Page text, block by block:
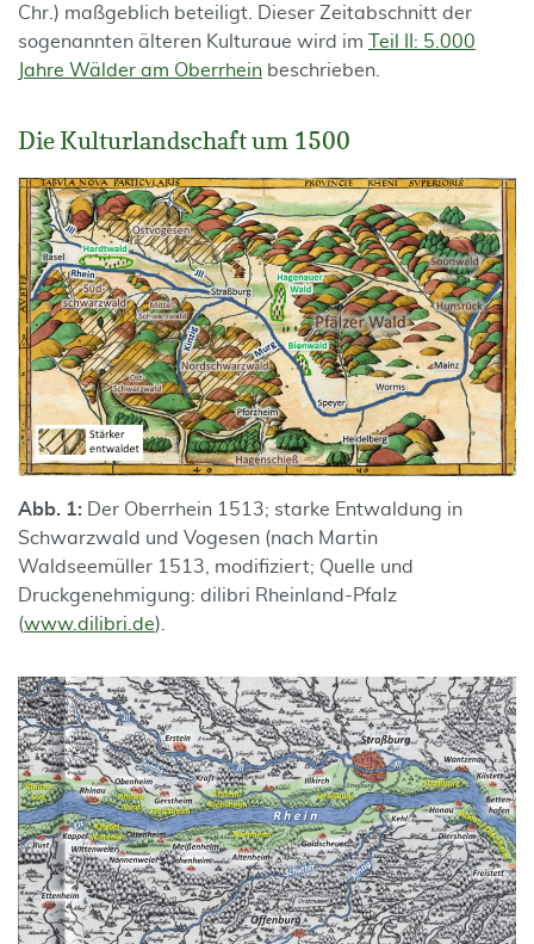
Chr.) maßgeblich beteiligt. Dieser Zeitabschnitt der
sogenannten älteren Kulturaue wird im
Teil II: 5.000
Jahre Wälder am Oberrhein beschrieben.
Die Kulturlandschaft um 1500
Abb. 1: Der Oberrhein 1513; starke Entwaldung in
Schwarzwald und Vogesen (nach Martin
Waldseemüller 1513, modifiziert; Quelle und
Druckgenehmigung: dilibri Rheinland-Pfalz
(www.dilibri.de).